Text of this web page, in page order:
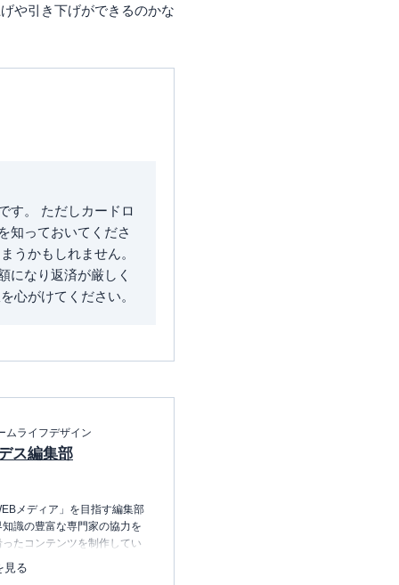
や引き下げができるのかな
す。 ただしカードロ
知っておいてくださ
うかもしれません。
になり返済が厳しく
心がけてください。
ムライフデザイン
ス編集部
メディア」を目指す編集部
識の豊富な専門家の協力を
たコンテンツを制作してい
に、読者の「まよい」を解
ンテンツを制作中です。
見る